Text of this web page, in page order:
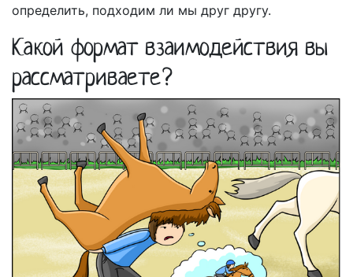
определить, подходим ли мы друг другу.
Какой формат взаимодействия вы
рассматриваете?